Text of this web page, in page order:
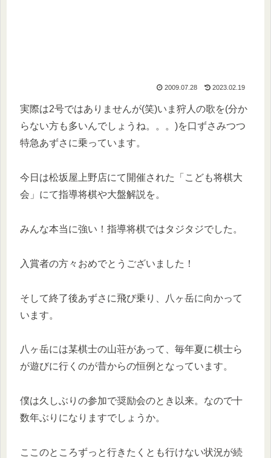
2009.07.28 2023.02.19
実際は2号ではありませんが(笑)いま狩人の歌を(分か
らない方も多いんでしょうね。。。)を口ずさみつつ
特急あずさに乗っています。
今日は松坂屋上野店にて開催された「こども将棋大
会」にて指導将棋や大盤解説を。
みんな本当に強い！指導将棋ではタジタジでした。
入賞者の方々おめでとうございました！
そして終了後あずさに飛び乗り、八ヶ岳に向かって
います。
八ヶ岳には某棋士の山荘があって、毎年夏に棋士ら
が遊びに行くのが昔からの恒例となっています。
僕は久しぶりの参加で奨励会のとき以来。なので十
数年ぶりになりますでしょうか。
ここのところずっと行きたくとも行けない状況が続